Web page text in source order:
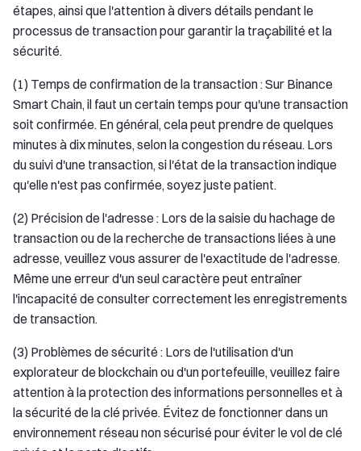
étapes, ainsi que l'attention à divers détails pendant le
processus de transaction pour garantir la traçabilité et la
sécurité.
(1) Temps de confirmation de la transaction : Sur Binance
Smart Chain, il faut un certain temps pour qu'une transaction
soit confirmée. En général, cela peut prendre de quelques
minutes à dix minutes, selon la congestion du réseau. Lors
du suivi d'une transaction, si l'état de la transaction indique
qu'elle n'est pas confirmée, soyez juste patient.
(2) Précision de l'adresse : Lors de la saisie du hachage de
transaction ou de la recherche de transactions liées à une
adresse, veuillez vous assurer de l'exactitude de l'adresse.
Même une erreur d'un seul caractère peut entraîner
l'incapacité de consulter correctement les enregistrements
de transaction.
(3) Problèmes de sécurité : Lors de l'utilisation d'un
explorateur de blockchain ou d'un portefeuille, veuillez faire
attention à la protection des informations personnelles et à
la sécurité de la clé privée. Évitez de fonctionner dans un
environnement réseau non sécurisé pour éviter le vol de clé